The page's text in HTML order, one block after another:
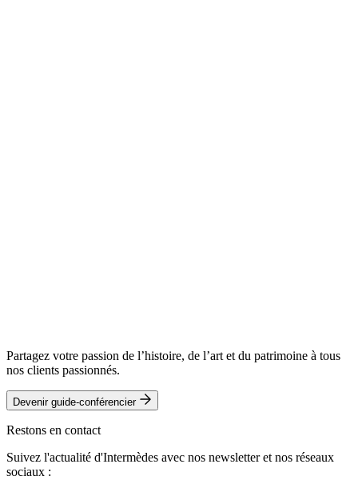
Partagez votre passion de l’histoire, de l’art et du patrimoine à tous
nos clients passionnés.
Devenir guide-conférencier
Restons en contact
Suivez l'actualité d'Intermèdes avec nos newsletter et nos réseaux
sociaux :